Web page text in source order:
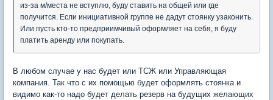
из-за м/места не вступлю, буду ставить на общей или где
получится. Если инициативной группе не дадут стоянку узаконить.
Или пусть кто-то предприимчивый оформляет на себя, я буду
платить аренду или покупать.
В любом случае у нас будет или ТСЖ или Управляющая
компания. Так что с их помощью будет оформлять стоянка и
видимо как-то надо будет делать резерв на будущих желающих